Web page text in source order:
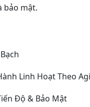
bảo mật.
Linh Hoạt Theo
Độ & Bảo Mật